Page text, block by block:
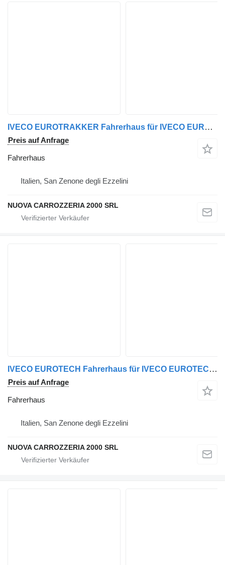
IVECO EUROTRAKKER Fahrerhaus für IVECO EUROTECH/EUROTRAKKER LKW
Preis auf Anfrage
Fahrerhaus
Italien, San Zenone degli Ezzelini
NUOVA CARROZZERIA 2000 SRL
IVECO EUROTECH Fahrerhaus für IVECO EUROTECH/EUROTRAKKER LKW
Preis auf Anfrage
Fahrerhaus
Italien, San Zenone degli Ezzelini
NUOVA CARROZZERIA 2000 SRL